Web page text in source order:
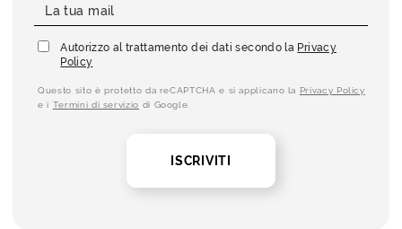
Autorizzo al trattamento dei dati secondo la Privacy
Policy
Questo sito è protetto da reCAPTCHA e si applicano la Privacy Policy
e i Termini di servizio di Google.
ISCRIVITI